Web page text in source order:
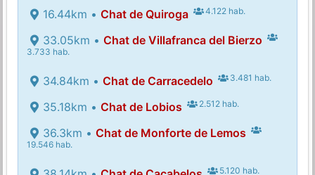
16.44km • Chat de Quiroga 4.122 hab.
33.05km • Chat de Villafranca del Bierzo
3.733 hab.
34.84km • Chat de Carracedelo 3.481 hab.
35.18km • Chat de Lobios 2.512 hab.
36.3km • Chat de Monforte de Lemos
19.546 hab.
5.120 hab.